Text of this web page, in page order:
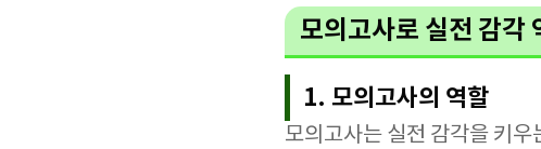
모의고사로 실전 감각
1. 모의고사의 역할
모의고사는 실전 감각을 키